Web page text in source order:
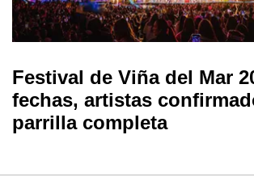
Festival de Viña del Mar
fechas, artistas
parrilla completa